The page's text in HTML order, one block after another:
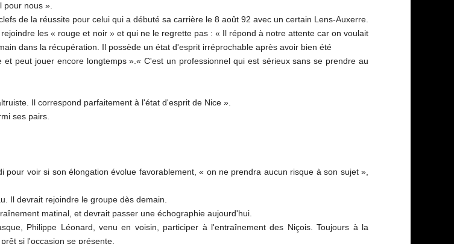
nous ».
de la réussite pour celui qui a débuté sa carrière le 8 août 92 avec un certain Lens-Auxerre.
les « rouge et noir » et qui ne le regrette pas : « Il répond à notre attente car on voulait
dans la récupération. Il possède un état d'esprit irréprochable après avoir bien été
peut jouer encore longtemps ».« C'est un professionnel qui est sérieux sans se prendre au
Il correspond parfaitement à l'état d'esprit de Nice ».
ses pairs.
voir si son élongation évolue favorablement, « on ne prendra aucun risque à son sujet »,
Il devrait rejoindre le groupe dès demain.
matinal, et devrait passer une échographie aujourd'hui.
Philippe Léonard, venu en voisin, participer à l'entraînement des Niçois. Toujours à la
si l'occasion se présente.